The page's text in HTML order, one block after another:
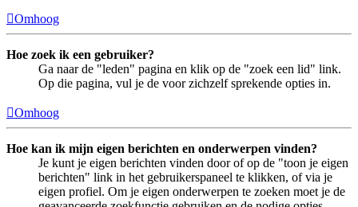
Omhoog
Hoe zoek ik een gebruiker?
Ga naar de "leden" pagina en klik op de "zoek een lid" link.
Op die pagina, vul je de voor zichzelf sprekende opties in.
Omhoog
Hoe kan ik mijn eigen berichten en onderwerpen vinden?
Je kunt je eigen berichten vinden door of op de "toon je eigen
berichten" link in het gebruikerspaneel te klikken, of via je
eigen profiel. Om je eigen onderwerpen te zoeken moet je de